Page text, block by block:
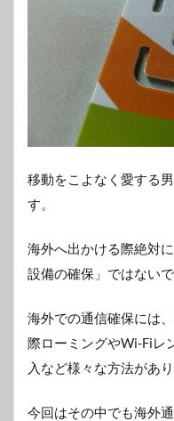
移動をこよなく愛する
す。
海外へ出かける際絶対
設備の確保」ではない
海外での通信確保には
際ローミングやWi-Fiレ
入など様々な方法があり
今回はその中でも海外